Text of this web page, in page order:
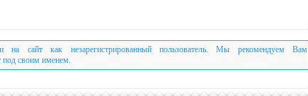
на сайт как незарегистрированный пользователь. Мы рекомендуем Вам
под своим именем.